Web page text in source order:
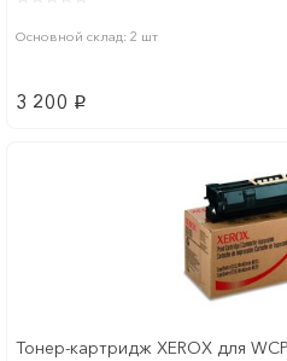
Основной склад: 2 шт
3 200 p
Тонер-картридж XEROX для